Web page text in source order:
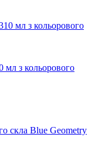
мл з кольорового